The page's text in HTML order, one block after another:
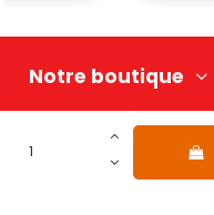
Notre boutique
Nous Contacter